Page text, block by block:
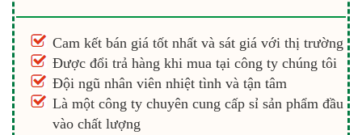
Cam kết bán giá tốt nhất và sát giá với thị trường
Được đổi trả hàng khi mua tại công ty chúng tôi
Đội ngũ nhân viên nhiệt tình và tận tâm
Là một công ty chuyên cung cấp sỉ sản phẩm đầu
vào chất lượng